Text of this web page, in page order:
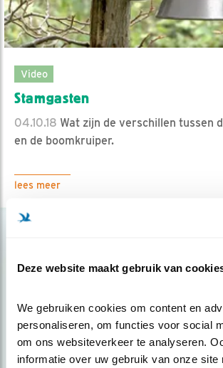
Deze website maakt gebruik van
We gebruiken cookies om content en
personaliseren, om functies voor social
om ons websiteverkeer te analyseren.
informatie over uw gebruik van onze site
Video
Stamgasten
04.10.18 Wat zijn de verschillen tussen
en de boomkruiper.
lees meer
Op de hoogte blijven?